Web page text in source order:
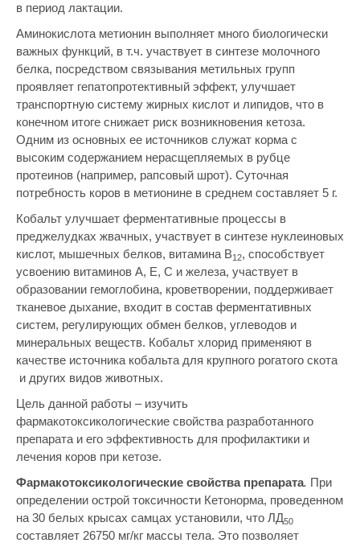
в период лактации.
Аминокислота метионин выполняет много биологически
важных функций, в т.ч. участвует в синтезе молочного
белка, посредством связывания метильных групп
проявляет гепатопротективный эффект, улучшает
транспортную систему жирных кислот и липидов, что в
конечном итоге снижает риск возникновения кетоза.
Одним из основных ее источников служат корма с
высоким содержанием нерасщепляемых в рубце
протеинов (например, рапсовый шрот). Суточная
потребность коров в метионине в среднем составляет 5 г.
Кобальт улучшает ферментативные процессы в
преджелудках жвачных, участвует в синтезе нуклеиновых
кислот, мышечных белков, витамина В12, способствует
усвоению витаминов А, Е, С и железа, участвует в
образовании гемоглобина, кроветворении, поддерживает
тканевое дыхание, входит в состав ферментативных
систем, регулирующих обмен белков, углеводов и
минеральных веществ. Кобальт хлорид применяют в
качестве источника кобальта для крупного рогатого скота
и других видов животных.
Цель данной работы – изучить
фармакотоксикологические свойства разработанного
препарата и его эффективность для профилактики и
лечения коров при кетозе.
Фармакотоксикологические свойства препарата. При
определении острой токсичности Кетонорма, проведенном
на 30 белых крысах самцах установили, что ЛД50
составляет 26750 мг/кг массы тела. Это позволяет